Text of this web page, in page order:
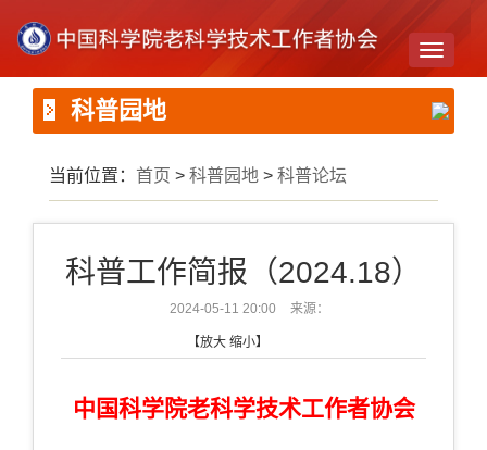
Toggle
科普园地
当前位置： 首页 > 科普园地 > 科普论坛
科普工作简报（2024.18）
2024-05-11 20:00 来源：
【放大 缩小】
中国科学院老科学技术工作者协会